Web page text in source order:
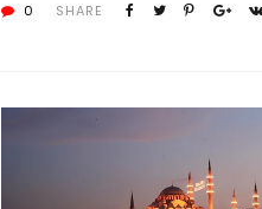
0 SHARE